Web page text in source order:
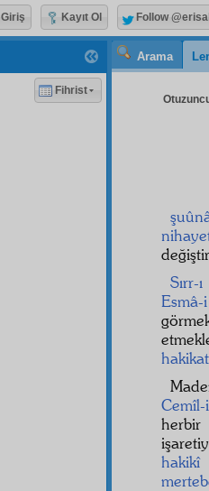
Arama
Sırr-
hakikat
hakikî
Fihrist
Giriş Kayıt Ol Follow